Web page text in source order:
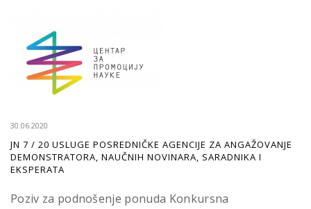
30.06.2020
JN 7 / 20 USLUGE POSREDNIČKE AGENCIJE ZA ANGAŽOVANJE
DEMONSTRATORA, NAUČNIH NOVINARA, SARADNIKA I
EKSPERATA
Poziv za podnošenje ponuda Konkursna